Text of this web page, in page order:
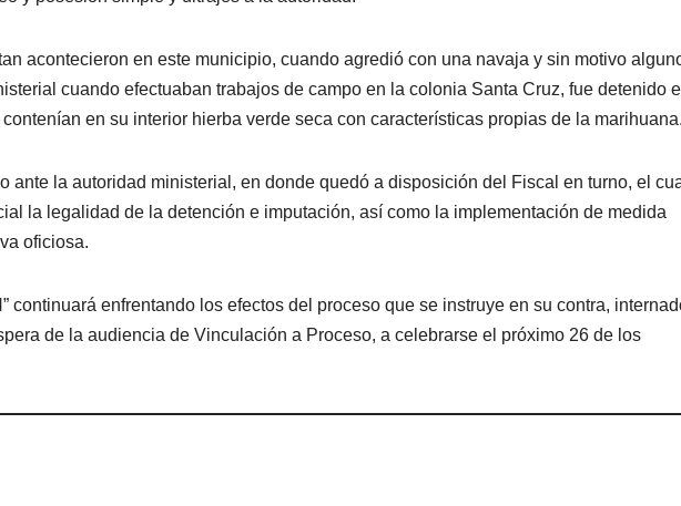
acontecieron en este municipio, cuando agredió con una navaja y sin motivo
cuando efectuaban trabajos de campo en la colonia Santa Cruz, fue detenido
en su interior hierba verde seca con características propias de la marihuana.
ante la autoridad ministerial, en donde quedó a disposición del Fiscal en turno, el
la legalidad de la detención e imputación, así como la implementación de medida
oficiosa.
continuará enfrentando los efectos del proceso que se instruye en su contra,
de la audiencia de Vinculación a Proceso, a celebrarse el próximo 26 de los